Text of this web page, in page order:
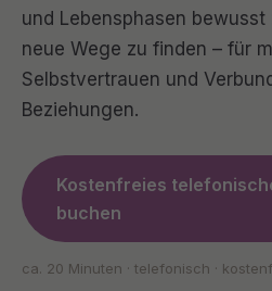
und Lebensphasen
neue Wege zu finden – für
Selbstvertrauen und
Beziehungen.
Kostenfreies
buchen
ca. 20 Minuten · telefonisch ·